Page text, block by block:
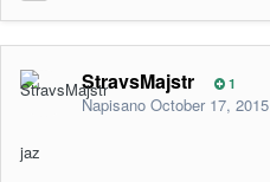
StravsMajstr 1
Napisano October 17, 2015
jaz